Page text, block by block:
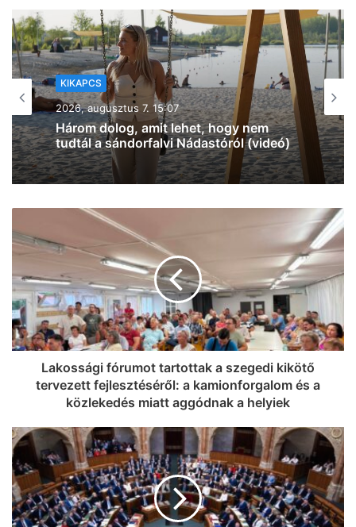
KIKAPCS
2026, augusztus 7. 12:27
Na, ez mennyire király már: 60 SZIN-
jegyet VIP-re húz fel a Coca-Cola
Szegeden!
Lakossági fórumot tartottak a szegedi kikötő
tervezett fejlesztéséről: a kamionforgalom és a
közlekedés miatt aggódnak a helyiek